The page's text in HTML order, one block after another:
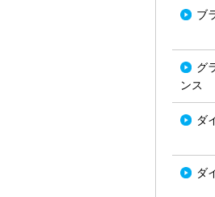
ブ
グ
ンス
ダ
ダ